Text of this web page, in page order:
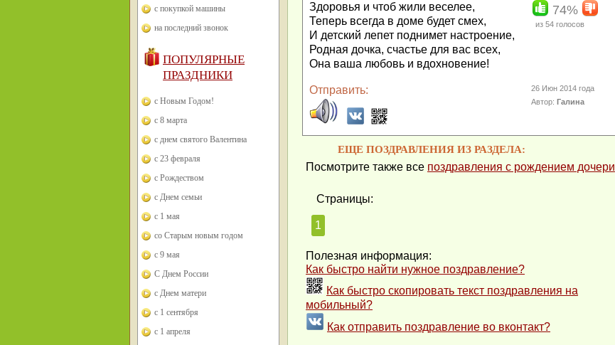
с покупкой машины
на последний звонок
ПОПУЛЯРНЫЕ
ПРАЗДНИКИ
с Новым Годом!
с 8 марта
с днем святого Валентина
с 23 февраля
с Рождеством
с Днем семьи
с 1 мая
со Старым новым годом
с 9 мая
С Днем России
с Днем матери
с 1 сентября
с 1 апреля
Здоровья и чтоб жили веселее,
Теперь всегда в доме будет смех,
И детский лепет поднимет настроение,
Родная дочка, счастье для вас всех,
Она ваша любовь и вдохновение!
74%
из 54 голосов
Отправить:
26 Июн 2014 года
Автор:Галина
ЕЩЕ ПОЗДРАВЛЕНИЯ ИЗ РАЗДЕЛА:
Посмотрите также все поздравления с рождением дочери
Страницы:
1
Полезная информация:
Как быстро найти нужное поздравление?
Как быстро скопировать текст поздравления на
мобильный?
Как отправить поздравление во вконтакт?